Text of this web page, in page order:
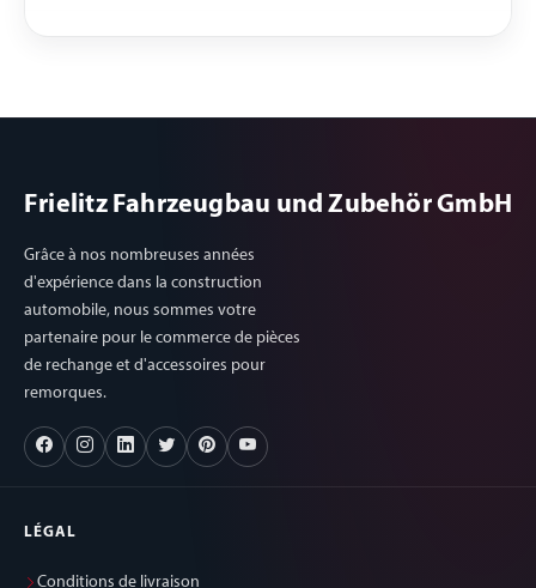
Frielitz Fahrzeugbau und Zubehör GmbH
Grâce à nos nombreuses années
d'expérience dans la construction
automobile, nous sommes votre
partenaire pour le commerce de pièces
de rechange et d'accessoires pour
remorques.
LÉGAL
Conditions de livraison